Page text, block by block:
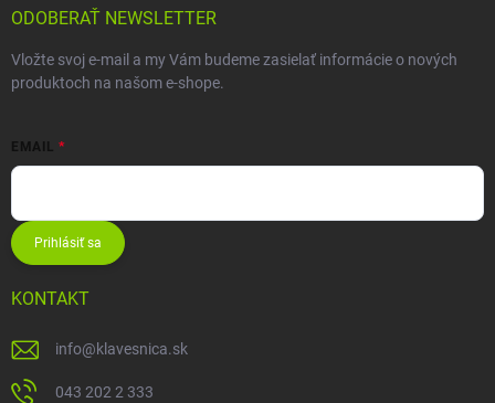
ODOBERAŤ NEWSLETTER
Vložte svoj e-mail a my Vám budeme zasielať informácie o nových
produktoch na našom e-shope.
EMAIL
Prihlásiť sa
KONTAKT
info@klavesnica.sk
043 202 2 333